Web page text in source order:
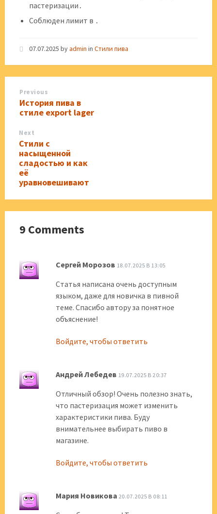
пастеризации․
Соблюден лимит в ․
07.07.2025 byadmin in Стили пива
Previous
История пива в
стиле export lager
Next
Стили с
насыщенной
сладостью и как
её
уравновешивают
9 Comments
Сергей Морозов 18.07.2025 В 13:05
Статья написана очень доступным
языком, даже для новичка в пивной
теме. Спасибо автору за понятное
объяснение!
Войдите, чтобы ответить
Андрей Лебедев 19.07.2025 В 20:37
Отличный обзор! Очень полезно знать,
что пастеризация может изменить
характеристики пива. Буду
внимательнее выбирать пиво в
магазине.
Войдите, чтобы ответить
Мария Новикова 20.07.2025 В 08:11